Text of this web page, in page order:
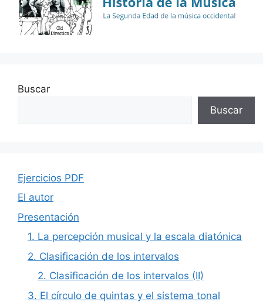
Buscar
Buscar
Ejercicios PDF
El autor
Presentación
1. La percepción musical y la escala diatónica
2. Clasificación de los intervalos
2. Clasificación de los intervalos (II)
3. El círculo de quintas y el sistema tonal